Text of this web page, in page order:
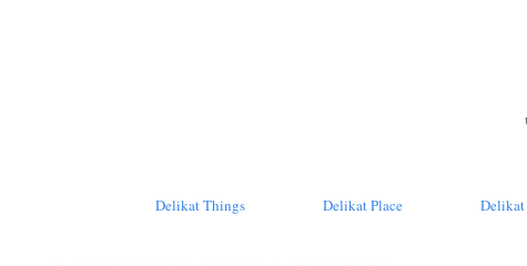
Delikat Things Delikat Place